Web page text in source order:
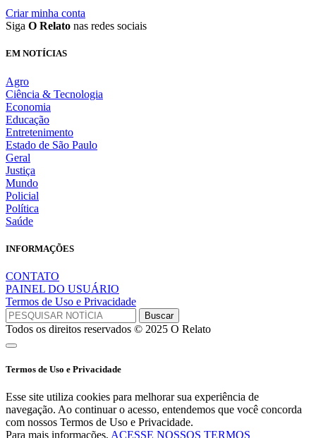
Criar minha conta
Siga O Relato nas redes sociais
EM NOTÍCIAS
Agro
Ciência & Tecnologia
Economia
Educação
Entretenimento
Estado de São Paulo
Geral
Justiça
Mundo
Policial
Política
Saúde
INFORMAÇÕES
CONTATO
PAINEL DO USUÁRIO
Termos de Uso e Privacidade
Todos os direitos reservados © 2025 O Relato
Termos de Uso e Privacidade
Esse site utiliza cookies para melhorar sua experiência de
navegação. Ao continuar o acesso, entendemos que você concorda
com nossos Termos de Uso e Privacidade.
Para mais informações, ACESSE NOSSOS TERMOS